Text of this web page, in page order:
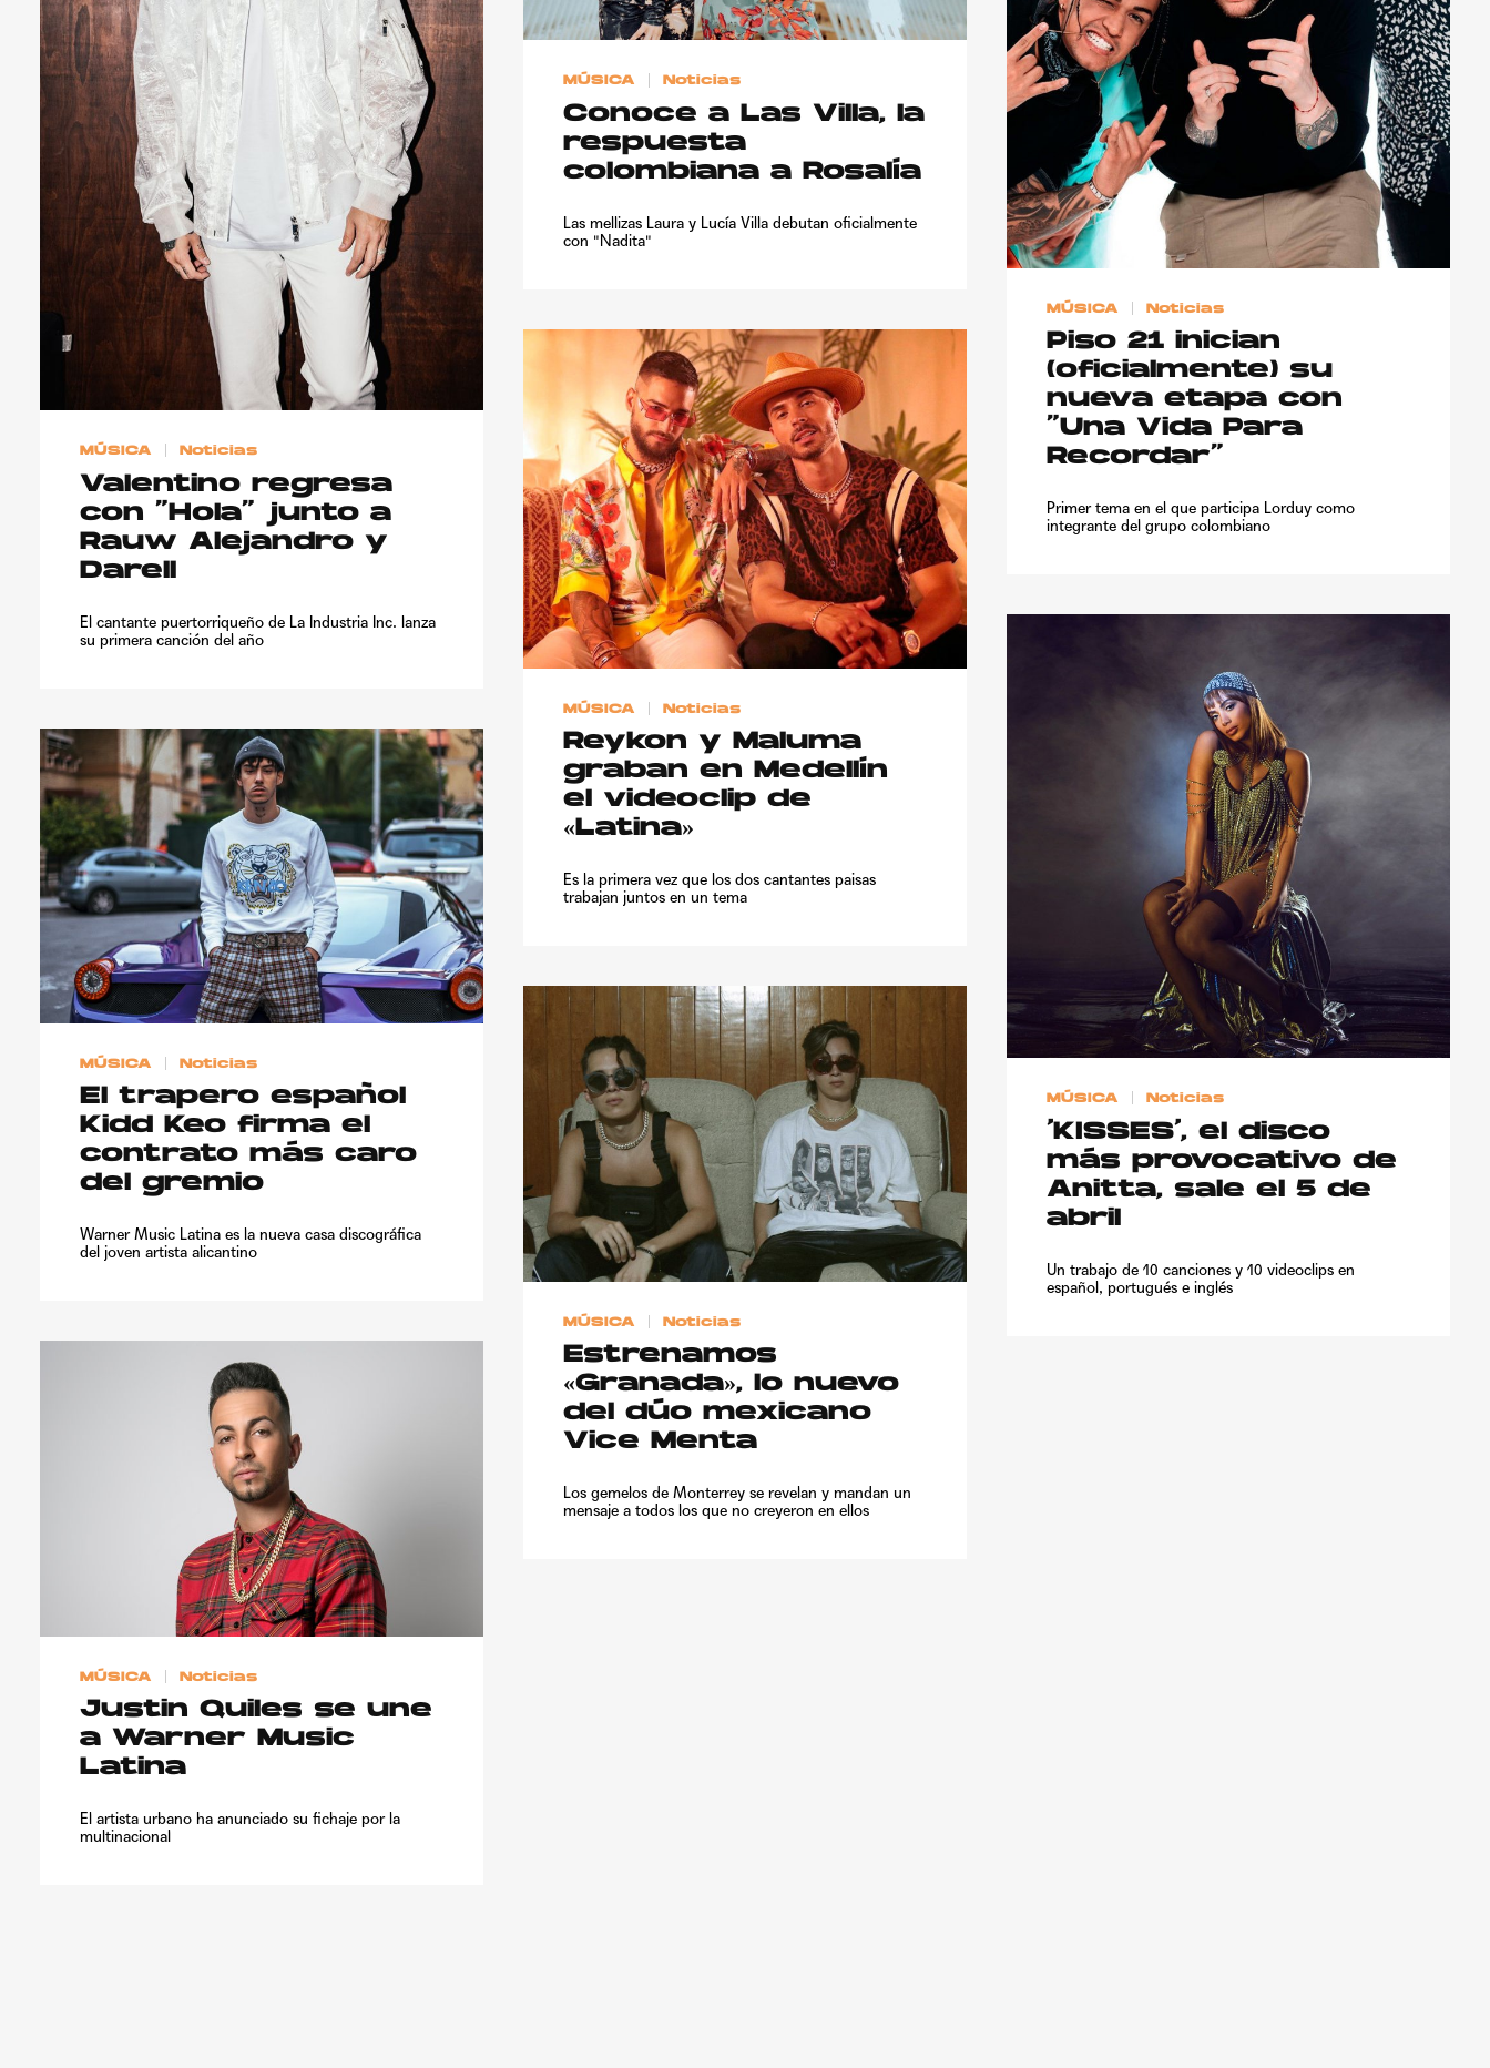
MÚSICA Noticias
Valentino regresa
con “Hola” junto a
Rauw Alejandro y
Darell
El cantante puertorriqueño de La Industria Inc. lanza
su primera canción del año
MÚSICA Noticias
Conoce a Las Villa, la
respuesta
colombiana a Rosalía
Las mellizas Laura y Lucía Villa debutan oficialmente
con "Nadita"
MÚSICA Noticias
Piso 21 inician
(oficialmente) su
nueva etapa con
“Una Vida Para
Recordar”
Primer tema en el que participa Lorduy como
integrante del grupo colombiano
MÚSICA Noticias
Reykon y Maluma
graban en Medellín
el videoclip de
«Latina»
Es la primera vez que los dos cantantes paisas
trabajan juntos en un tema
MÚSICA Noticias
‘KISSES’, el disco
más provocativo de
Anitta, sale el 5 de
abril
Un trabajo de 10 canciones y 10 videoclips en
español, portugués e inglés
MÚSICA Noticias
El trapero español
Kidd Keo firma el
contrato más caro
del gremio
Warner Music Latina es la nueva casa discográfica
del joven artista alicantino
MÚSICA Noticias
Estrenamos
«Granada», lo nuevo
del dúo mexicano
Vice Menta
Los gemelos de Monterrey se revelan y mandan un
mensaje a todos los que no creyeron en ellos
MÚSICA Noticias
Justin Quiles se une
a Warner Music
Latina
El artista urbano ha anunciado su fichaje por la
multinacional